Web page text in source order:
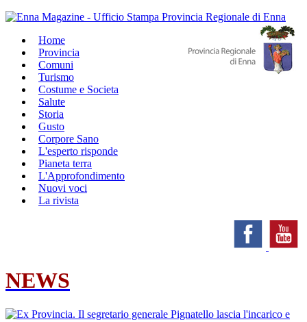
Home
Provincia
Comuni
Turismo
Costume e Societa
Salute
Storia
Gusto
Corpore Sano
L'esperto risponde
Pianeta terra
L'Approfondimento
Nuovi voci
La rivista
NEWS